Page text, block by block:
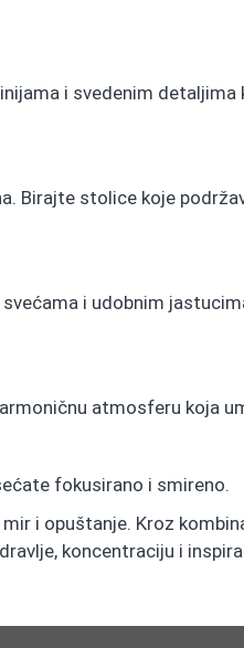
i svedenim
Birajte stolice koje
i udobnim
atmosferu koja
fokusirano i smireno.
i opuštanje. Kroz
koncentraciju i